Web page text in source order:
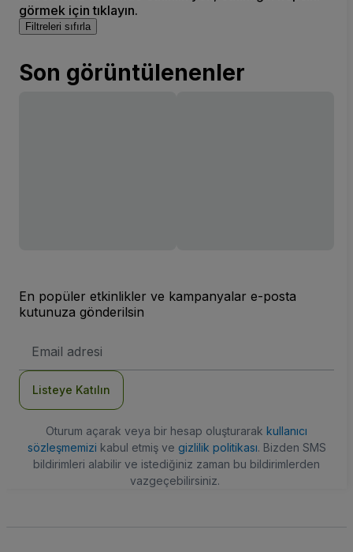
görmek için tıklayın.
Filtreleri sıfırla
Son görüntülenenler
En popüler etkinlikler ve kampanyalar e-posta
kutunuza gönderilsin
posta
Listeye Katılın
Oturum açarak veya bir hesap oluşturarak kullanıcı
sözleşmemizi kabul etmiş ve gizlilik politikası. Bizden SMS
bildirimleri alabilir ve istediğiniz zaman bu bildirimlerden
vazgeçebilirsiniz.